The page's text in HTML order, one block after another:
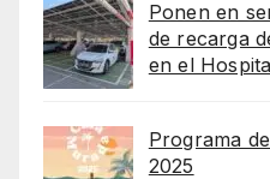
Ponen en
de recarga
en el
Programa
2025